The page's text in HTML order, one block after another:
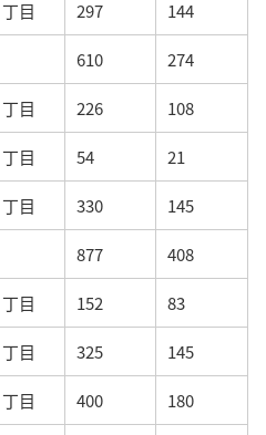
目 297 144
610 274
丁目 226 108
目 54 21
目 330 145
877 408
丁目 152 83
目 325 145
目 400 180